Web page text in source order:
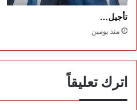
تأجيل…
منذ يومين
اترك تعليقاً